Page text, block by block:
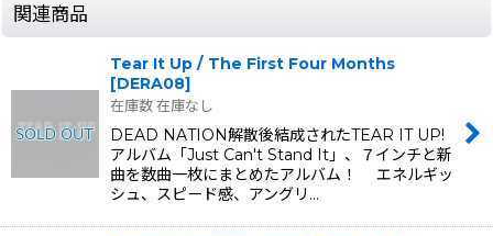
関連商品
Tear It Up / The First Four Months
[DERA08]
在庫数 在庫なし
DEAD NATION解散後結成されたTEAR IT UP!
アルバム「Just Can't Stand It」、７インチと新
曲を数曲一枚にまとめたアルバム！ エネルギッ
シュ、スピード感、アングリ…